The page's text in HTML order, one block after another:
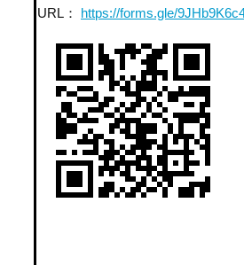
URL： https://forms.gle/